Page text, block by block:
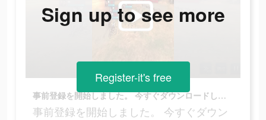
事前登録を開始しました。 今すぐダウンロードしてください。
事前登録を開始しました。 今すぐダウン
Sign up to see more
Register-it's free